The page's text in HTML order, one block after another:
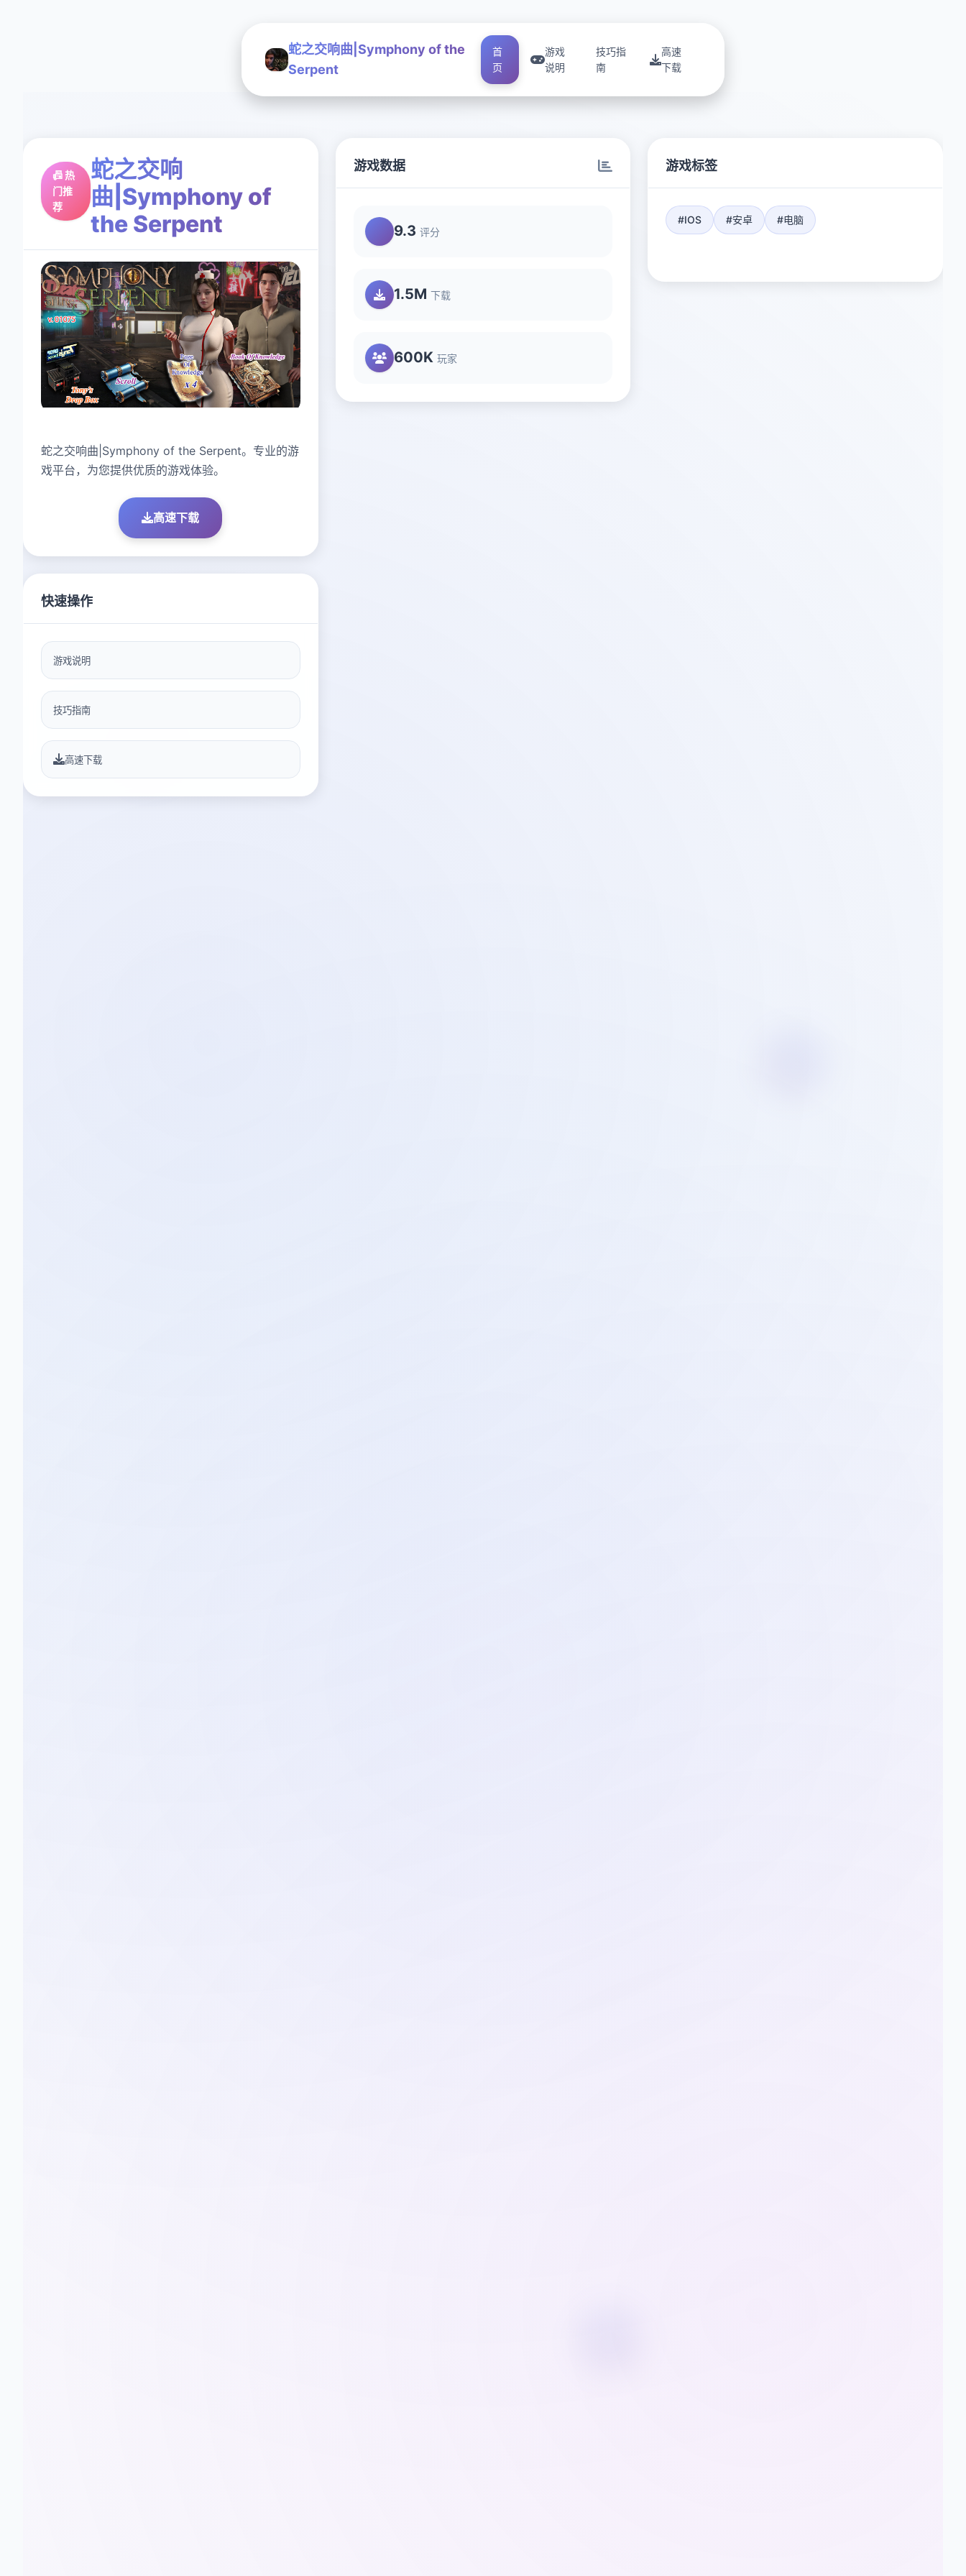
蛇之交响曲|Symphony of the
Serpent
首
页
游戏
说明
技巧指
南
高速
下载
📠 热
门推
荐
蛇之交响
曲|Symphony of
the Serpent
蛇之交响曲|Symphony of the Serpent。专业的游
戏平台，为您提供优质的游戏体验。
高速下载
游戏数据
9.3 评分
1.5M 下载
600K 玩家
游戏标签
#IOS #安卓 #电脑
快速操作
游戏说明
技巧指南
高速下载